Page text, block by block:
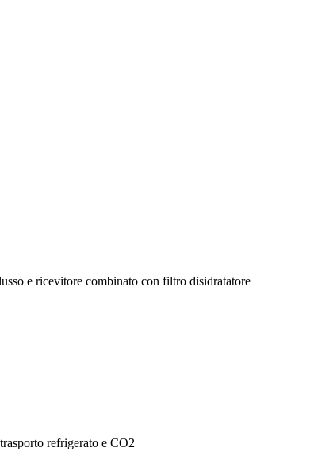
e ricevitore combinato con filtro disidratatore
refrigerato e CO2